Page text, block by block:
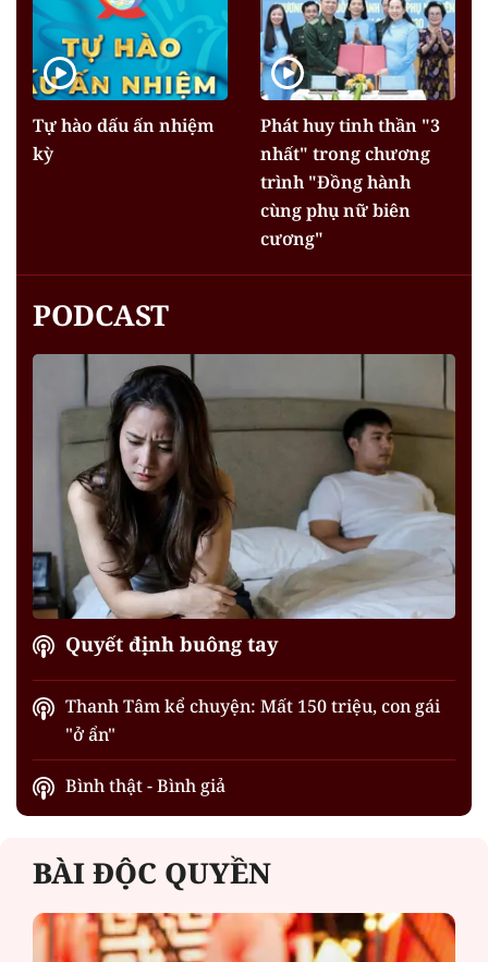
Tự hào dấu ấn nhiệm
kỳ
Phát huy tinh thần "3
nhất" trong chương
trình "Đồng hành
cùng phụ nữ biên
cương"
PODCAST
Quyết định buông tay
Thanh Tâm kể chuyện: Mất 150 triệu, con gái
"ở ẩn"
Bình thật - Bình giả
BÀI ĐỘC QUYỀN